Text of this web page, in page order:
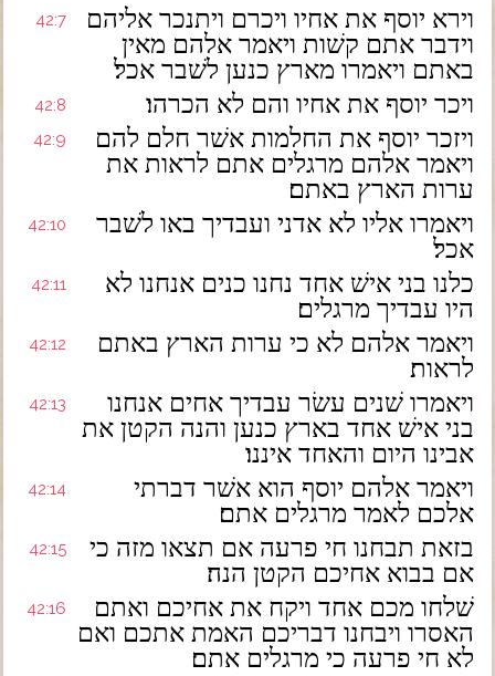
42:7
וירא יוסף את אחיו ויכרם ויתנכר אליהם
וידבר אתם קשׁות ויאמר אלהם מאין
באתם ויאמרו מארץ כנען לשׁבר אכל׃
42:8 ויכר יוסף את אחיו והם לא הכרהו׃
42:9
ויזכר יוסף את החלמות אשׁר חלם להם
ויאמר אלהם מרגלים אתם לראות את
ערות הארץ באתם׃
42:10
ויאמרו אליו לא אדני ועבדיך באו לשׁבר
אכל׃
42:11
כלנו בני אישׁ אחד נחנו כנים אנחנו לא
היו עבדיך מרגלים׃
42:12
ויאמר אלהם לא כי ערות הארץ באתם
לראות׃
42:13
ויאמרו שׁנים עשׂר עבדיך אחים אנחנו
בני אישׁ אחד בארץ כנען והנה הקטן את
אבינו היום והאחד איננו׃
42:14
ויאמר אלהם יוסף הוא אשׁר דברתי
אלכם לאמר מרגלים אתם׃
42:15
בזאת תבחנו חי פרעה אם תצאו מזה כי
אם בבוא אחיכם הקטן הנה׃
42:16
שׁלחו מכם אחד ויקח את אחיכם ואתם
האסרו ויבחנו דבריכם האמת אתכם ואם
לא חי פרעה כי מרגלים אתם׃